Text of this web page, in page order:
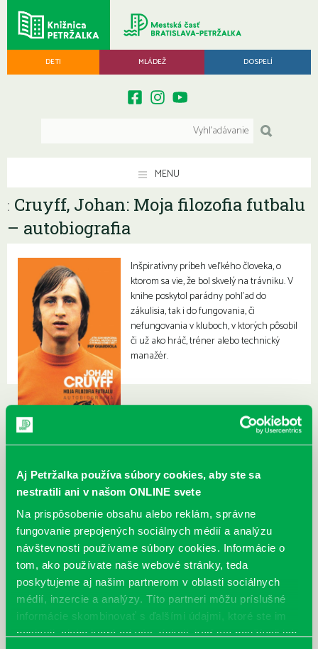
Aj Petržalka používa súbory cookies, aby ste sa
nestratili ani v našom ONLINE svete
Na prispôsobenie obsahu alebo reklám, správne
fungovanie prepojených sociálnych médií a analýzu
návštevnosti používame súbory cookies. Informácie o
tom, ako používate naše webové stránky, teda
poskytujeme aj našim partnerom v oblasti sociálnych
médií, inzercie a analýzy. Títo partneri môžu príslušné
informácie skombinovať s ďalšími údajmi, ktoré ste im
poskytli, alebo ktoré od vás získali, keď ste používali ich
DETI MLÁDEŽ DOSPELÍ
MENU
: Cruyff, Johan: Moja filozofia futbalu
– autobiografia
Inšpiratívny príbeh veľkého človeka, o
ktorom sa vie, že bol skvelý na trávniku. V
knihe poskytol parádny pohľad do
zákulisia, tak i do fungovania, či
nefungovania v kluboch, v ktorých pôsobil
či už ako hráč, tréner alebo technický
manažér.